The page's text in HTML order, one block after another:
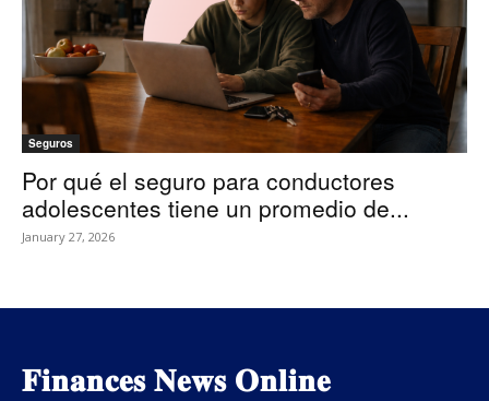
Seguros
Por qué el seguro para conductores
adolescentes tiene un promedio de...
January 27, 2026
𝐅𝐢𝐧𝐚𝐧𝐜𝐞𝐬 𝐍𝐞𝐰𝐬 𝐎𝐧𝐥𝐢𝐧𝐞